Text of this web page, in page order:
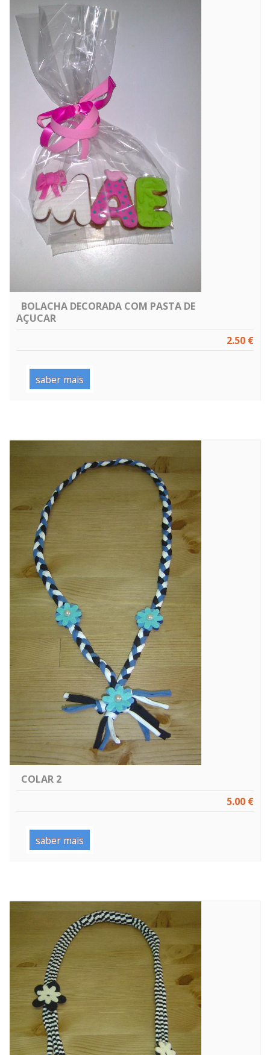
BOLACHA DECORADA COM PASTA DE
AÇUCAR
2.50 €
saber mais
COLAR 2
5.00 €
saber mais